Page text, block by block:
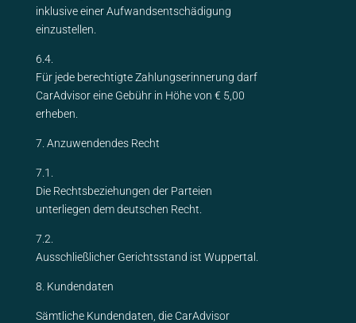
inklusive einer Aufwandsentschädigung
einzustellen.
6.4.
Für jede berechtigte Zahlungserinnerung darf
CarAdvisor eine Gebühr in Höhe von € 5,00
erheben.
7. Anzuwendendes Recht
7.1.
Die Rechtsbeziehungen der Parteien
unterliegen dem deutschen Recht.
7.2.
Ausschließlicher Gerichtsstand ist Wuppertal.
8. Kundendaten
Sämtliche Kundendaten, die CarAdvisor